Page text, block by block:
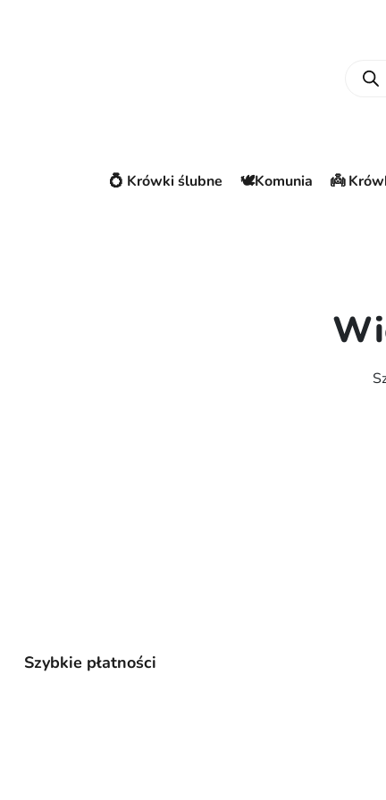
💍 Krówki ślubne 🕊️Komunia 👼
Szybkie płatności